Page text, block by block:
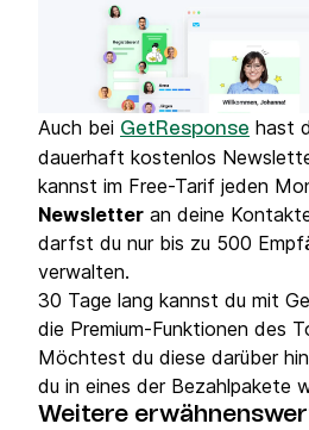
Auch bei GetResponse hast
dauerhaft kostenlos
kannst im Free-Tarif jeden
Newsletter an deine
darfst du nur bis zu 500
verwalten.
30 Tage lang kannst du mit
die Premium-Funktionen des
Möchtest du diese darüber
du in eines der Bezahlpakete
Weitere